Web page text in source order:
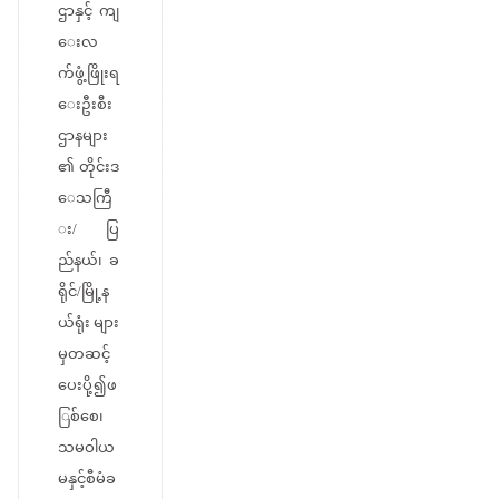
ဌာနှင့် ကျ
ေးလ
က်ဖွံ့ဖြိုးရ
ေးဦးစီး
ဌာနများ
၏ တိုင်းဒ
ေသကြီ
း/ ပြ
ည်နယ်၊ ခ
ရိုင်/မြို့န
ယ်ရုံး များ
မှတဆင့်
ပေးပို့၍ဖ
ြစ်စေ၊
သမဝါယ
မနှင့်စီမံခ